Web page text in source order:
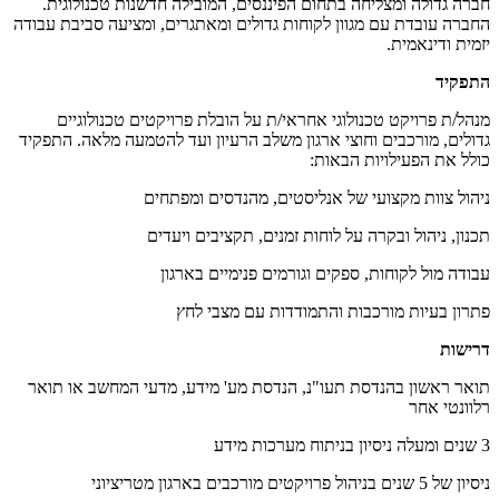
החברה עובדת עם מגוון לקוחות גדולים ומאתגרים, ומציעה סביבת עבודה
יזמית ודינאמית.
התפקיד
מנהל/ת פרויקט טכנולוגי אחראי/ת על הובלת פרויקטים טכנולוגיים
גדולים, מורכבים וחוצי ארגון משלב הרעיון ועד להטמעה מלאה. התפקיד
כולל את הפעילויות הבאות:
ניהול צוות מקצועי של אנליסטים, מהנדסים ומפתחים
תכנון, ניהול ובקרה על לוחות זמנים, תקציבים ויעדים
עבודה מול לקוחות, ספקים וגורמים פנימיים בארגון
פתרון בעיות מורכבות והתמודדות עם מצבי לחץ
דרישות
תואר ראשון בהנדסת תעו"נ, הנדסת מע' מידע, מדעי המחשב או תואר
רלוונטי אחר
3 שנים ומעלה ניסיון בניתוח מערכות מידע
ניסיון של 5 שנים בניהול פרויקטים מורכבים בארגון מטריציוני